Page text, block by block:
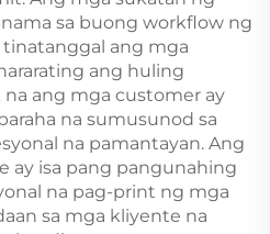
sa buong workflow ng
ang mga
ang huling
ang mga customer ay
na sumusunod sa
na pamantayan. Ang
ay isa pang pangunahing
na pag-print ng mga
sa mga kliyente na